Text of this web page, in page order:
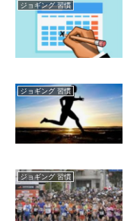
ジョギング 習慣
ジョギング 習慣
ジョギング 習慣